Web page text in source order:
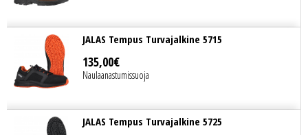
JALAS Tempus Turvajalkine 5715
135,00€
Naulaanastumissuoja
JALAS Tempus Turvajalkine 5725